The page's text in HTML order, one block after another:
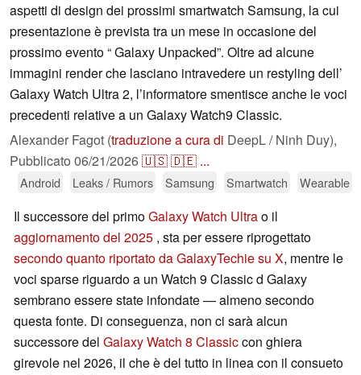
aspetti di design dei prossimi smartwatch Samsung, la cui
presentazione è prevista tra un mese in occasione del
prossimo evento “ Galaxy Unpacked”. Oltre ad alcune
immagini render che lasciano intravedere un restyling dell’
Galaxy Watch Ultra 2, l’informatore smentisce anche le voci
precedenti relative a un Galaxy Watch9 Classic.
Alexander Fagot (traduzione a cura di DeepL / Ninh Duy),
Pubblicato 06/21/2026🇺🇸🇩🇪 ...
Android Leaks / Rumors Samsung Smartwatch Wearable
Il successore del primoGalaxy Watch Ultrao il
aggiornamento del 2025 , sta per essere riprogettato
secondo quanto riportato da GalaxyTechie su X, mentre le
voci sparse riguardo a un Watch 9 Classic d Galaxy
sembrano essere state infondate — almeno secondo
questa fonte. Di conseguenza, non ci sarà alcun
successore del Galaxy Watch 8 Classiccon ghiera
girevole nel 2026, il che è del tutto in linea con il consueto